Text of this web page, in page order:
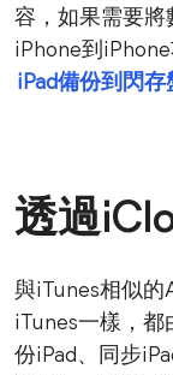
容，如果需要將
iPhone到
iPad備份到閃存
透過
與iTunes相似
iTunes一樣，
份iPad、同步